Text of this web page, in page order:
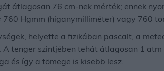
átlagosan 76 cm-nek mérték; ennek
Hgmm (higanymilliméter) vagy 760
helyette a fizikában pascalt, a
tenger szintjében tehát átlagosan 1 atm
és így a tömege is kisebb lesz.